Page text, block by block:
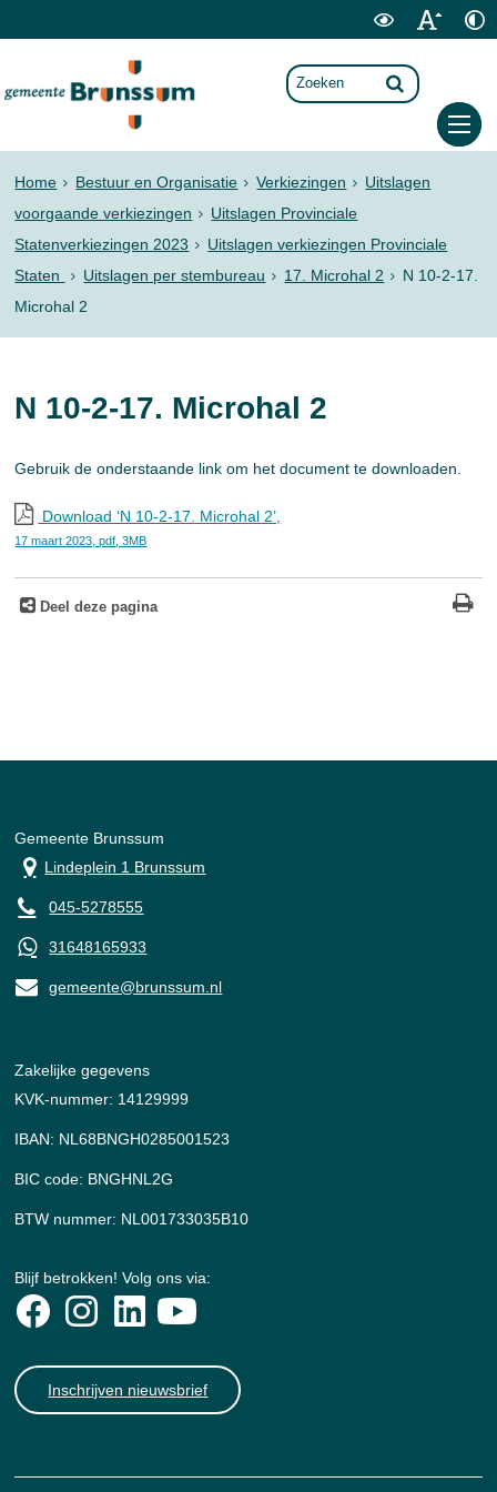
Home Bestuur en Organisatie Verkiezingen
Uitslagen
voorgaande verkiezingen
Uitslagen Provinciale
Statenverkiezingen 2023
Uitslagen verkiezingen Provinciale
Staten
Uitslagen per stembureau 17. Microhal 2
N 10-2-17.
Microhal 2
N 10-2-17. Microhal 2
Gebruik de onderstaande link om het document te downloaden.
Download ‘N 10-2-17. Microhal 2’,
17 maart 2023,pdf , 3MB
Deel deze pagina
Gemeente Brunssum
Lindeplein 1 Brunssum
045-5278555
31648165933
gemeente@brunssum.nl
Zakelijke gegevens
KVK-nummer: 14129999
IBAN: NL68BNGH0285001523
BIC code: BNGHNL2G
BTW nummer: NL001733035B10
Blijf betrokken! Volg ons via:
Inschrijven nieuwsbrief